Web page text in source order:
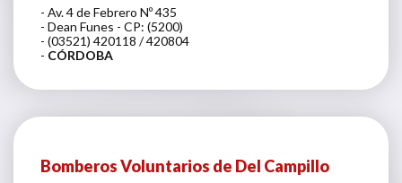
- Av. 4 de Febrero Nº 435
- Dean Funes - CP: (5200)
- (03521) 420118 / 420804
- CÓRDOBA
Bomberos Voluntarios de Del Campillo